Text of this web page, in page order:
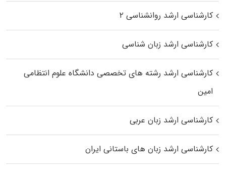
کارشناسی ارشد روانشناسی ۲
کارشناسی ارشد زبان شناسی
کارشناسی ارشد رﺷﺘﻪ ﻫﺎی تخصصی داﻧﺸﮕﺎه ﻋﻠﻮم انتظامی
اﻣﻴﻦ
کارشناسی ارشد زبان عربی
کارشناسی ارشد زبان‌ های باستانی ایران